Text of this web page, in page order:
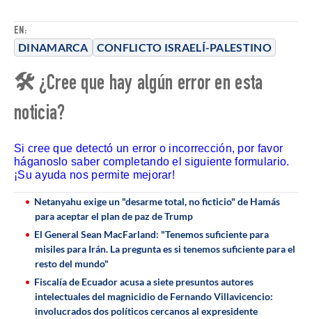
EN:
DINAMARCA CONFLICTO ISRAELÍ-PALESTINO
🛠 ¿Cree que hay algún error en esta
noticia?
Si cree que detectó un error o incorrección, por favor
háganoslo saber completando el siguiente formulario.
¡Su ayuda nos permite mejorar!
Netanyahu exige un "desarme total, no ficticio" de Hamás
para aceptar el plan de paz de Trump
El General Sean MacFarland: "Tenemos suficiente para
misiles para Irán. La pregunta es si tenemos suficiente para el
resto del mundo"
Fiscalía de Ecuador acusa a siete presuntos autores
intelectuales del magnicidio de Fernando Villavicencio:
involucrados dos políticos cercanos al expresidente